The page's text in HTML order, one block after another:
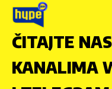
ČITAJTE
KANALIMA